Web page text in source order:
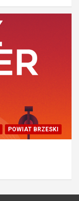
POWIAT BRZESKI